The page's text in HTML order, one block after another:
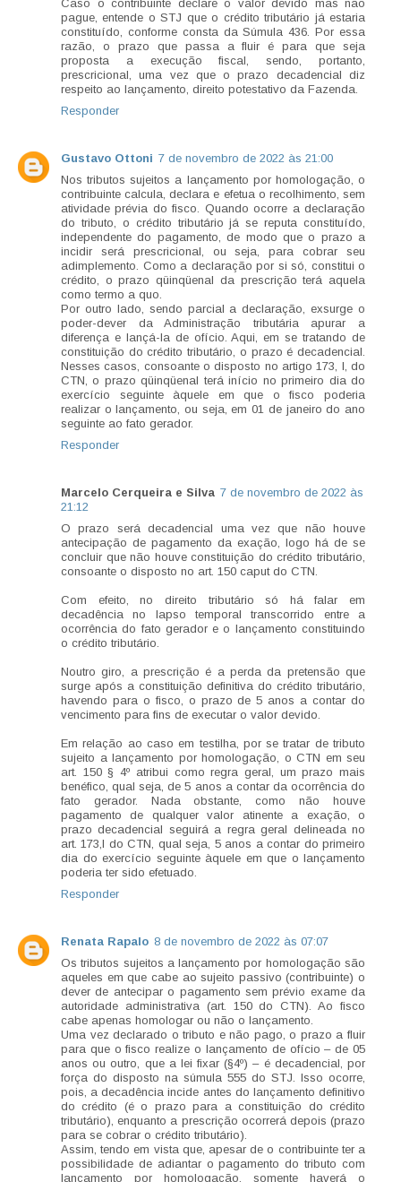
Caso o contribuinte declare o valor devido mas não
pague, entende o STJ que o crédito tributário já estaria
constituído, conforme consta da Súmula 436. Por essa
razão, o prazo que passa a fluir é para que seja
proposta a execução fiscal, sendo, portanto,
prescricional, uma vez que o prazo decadencial diz
respeito ao lançamento, direito potestativo da Fazenda.
Responder
Gustavo Ottoni 7 de novembro de 2022 às 21:00
Nos tributos sujeitos a lançamento por homologação, o
contribuinte calcula, declara e efetua o recolhimento, sem
atividade prévia do fisco. Quando ocorre a declaração
do tributo, o crédito tributário já se reputa constituído,
independente do pagamento, de modo que o prazo a
incidir será prescricional, ou seja, para cobrar seu
adimplemento. Como a declaração por si só, constitui o
crédito, o prazo qüinqüenal da prescrição terá aquela
como termo a quo.
Por outro lado, sendo parcial a declaração, exsurge o
poder-dever da Administração tributária apurar a
diferença e lançá-la de ofício. Aqui, em se tratando de
constituição do crédito tributário, o prazo é decadencial.
Nesses casos, consoante o disposto no artigo 173, I, do
CTN, o prazo qüinqüenal terá início no primeiro dia do
exercício seguinte àquele em que o fisco poderia
realizar o lançamento, ou seja, em 01 de janeiro do ano
seguinte ao fato gerador.
Responder
Marcelo Cerqueira e Silva 7 de novembro de 2022 às
21:12
O prazo será decadencial uma vez que não houve
antecipação de pagamento da exação, logo há de se
concluir que não houve constituição do crédito tributário,
consoante o disposto no art. 150 caput do CTN.
Com efeito, no direito tributário só há falar em
decadência no lapso temporal transcorrido entre a
ocorrência do fato gerador e o lançamento constituindo
o crédito tributário.
Noutro giro, a prescrição é a perda da pretensão que
surge após a constituição definitiva do crédito tributário,
havendo para o fisco, o prazo de 5 anos a contar do
vencimento para fins de executar o valor devido.
Em relação ao caso em testilha, por se tratar de tributo
sujeito a lançamento por homologação, o CTN em seu
art. 150 § 4º atribui como regra geral, um prazo mais
benéfico, qual seja, de 5 anos a contar da ocorrência do
fato gerador. Nada obstante, como não houve
pagamento de qualquer valor atinente a exação, o
prazo decadencial seguirá a regra geral delineada no
art. 173,I do CTN, qual seja, 5 anos a contar do primeiro
dia do exercício seguinte àquele em que o lançamento
poderia ter sido efetuado.
Responder
Renata Rapalo 8 de novembro de 2022 às 07:07
Os tributos sujeitos a lançamento por homologação são
aqueles em que cabe ao sujeito passivo (contribuinte) o
dever de antecipar o pagamento sem prévio exame da
autoridade administrativa (art. 150 do CTN). Ao fisco
cabe apenas homologar ou não o lançamento.
Uma vez declarado o tributo e não pago, o prazo a fluir
para que o fisco realize o lançamento de ofício – de 05
anos ou outro, que a lei fixar (§4º) – é decadencial, por
força do disposto na súmula 555 do STJ. Isso ocorre,
pois, a decadência incide antes do lançamento definitivo
do crédito (é o prazo para a constituição do crédito
tributário), enquanto a prescrição ocorrerá depois (prazo
para se cobrar o crédito tributário).
Assim, tendo em vista que, apesar de o contribuinte ter a
possibilidade de adiantar o pagamento do tributo com
lançamento por homologação, somente haverá o